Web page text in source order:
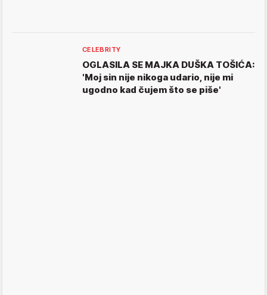
CELEBRITY
OGLASILA SE MAJKA DUŠKA TOŠIĆA:
'Moj sin nije nikoga udario, nije mi
ugodno kad čujem što se piše'